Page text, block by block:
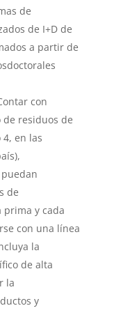
de
de I+D de
a partir de
con
residuos de
en las
de
prima y cada
con una línea
la
de alta
la
y